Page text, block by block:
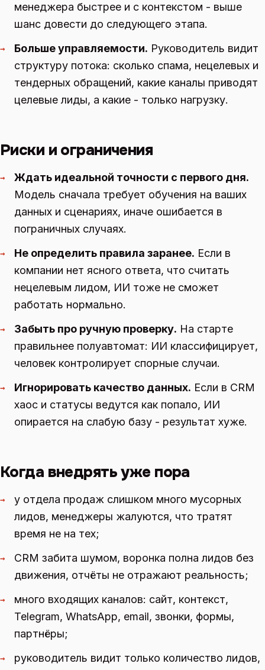
менеджера быстрее и с контекстом - выше
шанс довести до следующего этапа.
→ Больше управляемости. Руководитель видит
структуру потока: сколько спама, нецелевых и
тендерных обращений, какие каналы приводят
целевые лиды, а какие - только нагрузку.
Риски и ограничения
→
Ждать идеальной точности с первого дня.
Модель сначала требует обучения на ваших
данных и сценариях, иначе ошибается в
пограничных случаях.
→ Не определить правила заранее. Если в
компании нет ясного ответа, что считать
нецелевым лидом, ИИ тоже не сможет
работать нормально.
→ Забыть про ручную проверку. На старте
правильнее полуавтомат: ИИ классифицирует,
человек контролирует спорные случаи.
→ Игнорировать качество данных. Если в CRM
хаос и статусы ведутся как попало, ИИ
опирается на слабую базу - результат хуже.
Когда внедрять уже пора
→
у отдела продаж слишком много мусорных
лидов, менеджеры жалуются, что тратят
время не на тех;
→
CRM забита шумом, воронка полна лидов без
движения, отчёты не отражают реальность;
→
много входящих каналов: сайт, контекст,
Telegram, WhatsApp, email, звонки, формы,
партнёры;
→
руководитель видит только количество лидов,